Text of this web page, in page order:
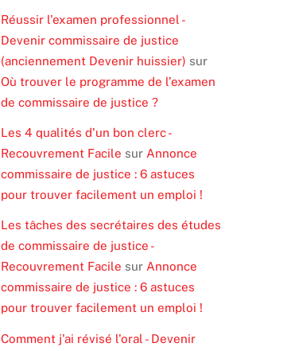
Réussir l'examen professionnel -
Devenir commissaire de justice
(anciennement Devenir huissier) sur
Où trouver le programme de l’examen
de commissaire de justice ?
Les 4 qualités d'un bon clerc -
Recouvrement Facile sur Annonce
commissaire de justice : 6 astuces
pour trouver facilement un emploi !
Les tâches des secrétaires des études
de commissaire de justice -
Recouvrement Facile sur Annonce
commissaire de justice : 6 astuces
pour trouver facilement un emploi !
Comment j'ai révisé l'oral - Devenir